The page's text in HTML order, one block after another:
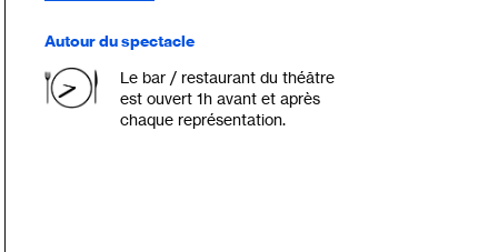
Autour du spectacle
Le bar / restaurant du théâtre
est ouvert 1h avant et après
chaque représentation.